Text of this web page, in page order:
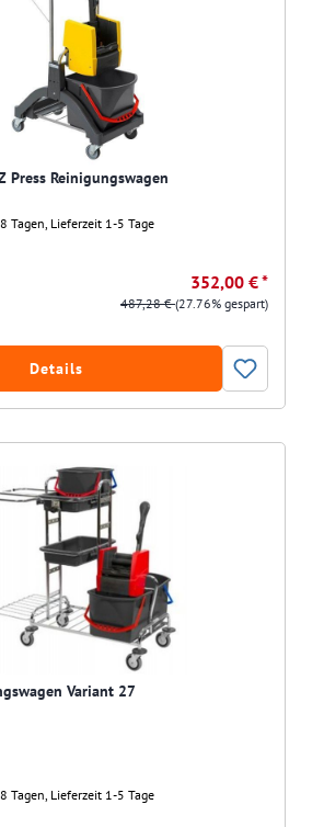
Press Reinigungswagen
Tagen, Lieferzeit 1-5 Tage
352,00 € *
487,28 €(27.76% gespart)
Details
Variant 27
Tagen, Lieferzeit 1-5 Tage